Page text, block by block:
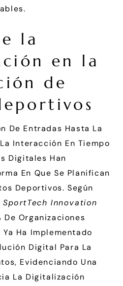
la
en la
de
De Entradas Hasta La
Interacción En Tiempo
Digitales Han
En Que Se Planifican
Deportivos. Según
SportTech Innovation
De Organizaciones
Ha Implementado
Digital Para La
Evidenciando Una
La Digitalización